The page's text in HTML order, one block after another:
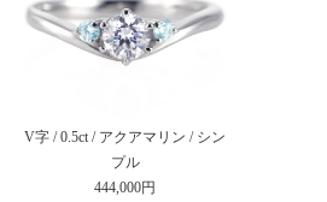
V字 / 0.5ct / アクアマリン / シン
プル
444,000円